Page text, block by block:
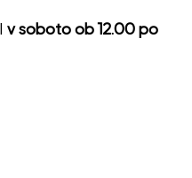
v soboto ob 12.00 po